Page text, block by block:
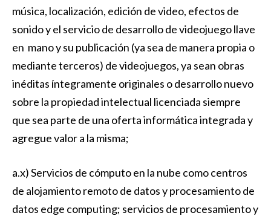
música, localización, edición de video, efectos de
sonido y el servicio de desarrollo de videojuego llave
en mano y su publicación (ya sea de manera propia o
mediante terceros) de videojuegos, ya sean obras
inéditas íntegramente originales o desarrollo nuevo
sobre la propiedad intelectual licenciada siempre
que sea parte de una oferta informática integrada y
agregue valor a la misma;
a.x) Servicios de cómputo en la nube como centros
de alojamiento remoto de datos y procesamiento de
datos edge computing; servicios de procesamiento y